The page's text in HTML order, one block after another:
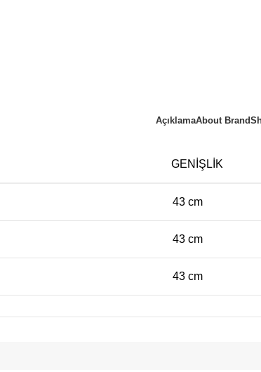
AçıklamaAbout Brand
GENIŞLIK
43 cm
43 cm
43 cm